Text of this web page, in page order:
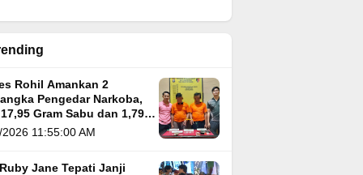
Rohil Amankan 2
Pengedar Narkoba,
Gram Sabu dan 1,79
Ganja11:55:00 AM
Jane Tepati Janji